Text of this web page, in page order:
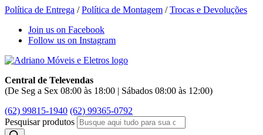
Política de Entrega /Política de Montagem /Trocas e Devoluções
Join us on Facebook
Follow us on Instagram
Central de Televendas
(De Seg a Sex 08:00 às 18:00 | Sábados 08:00 às 12:00)
(62) 99815-1940 (62) 99365-0792
Pesquisar produtos